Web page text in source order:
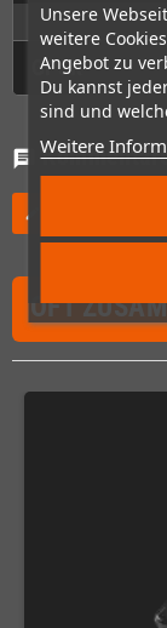
Unsere
weitere
Angebot zu
Du kannst
sind und
Weitere
GPSR
chat
edit Willst Du nicht
OFT